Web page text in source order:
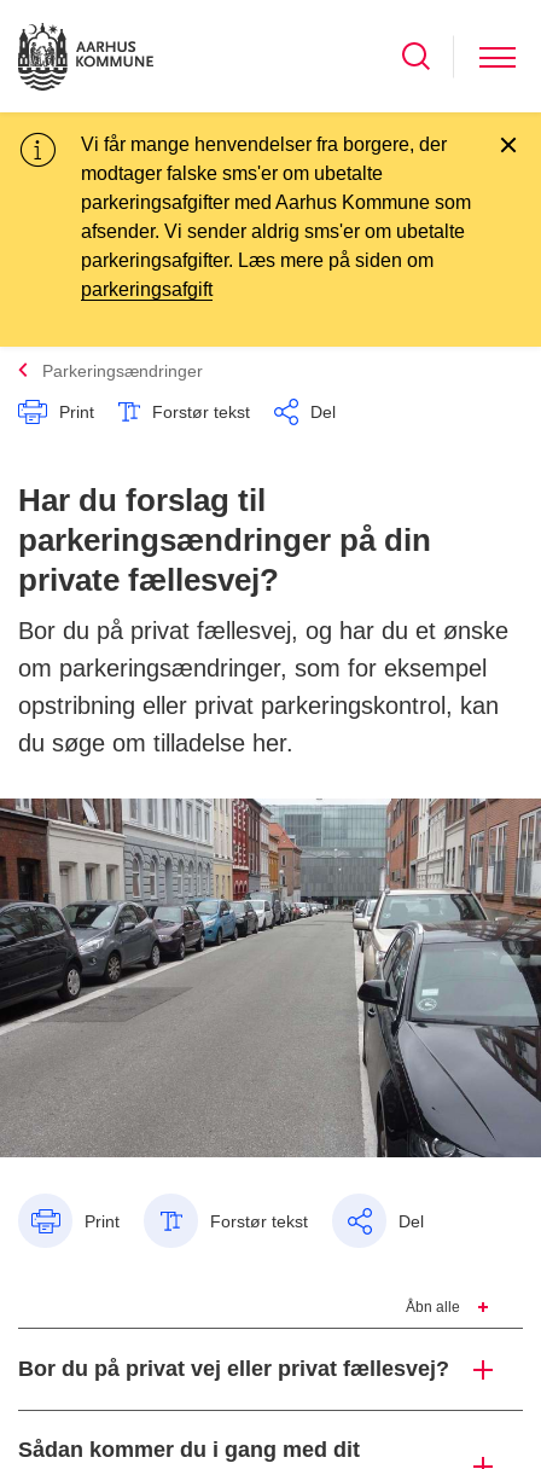
Vi får mange henvendelser fra borgere, der
modtager falske sms'er om ubetalte
parkeringsafgifter med Aarhus Kommune som
afsender. Vi sender aldrig sms'er om ubetalte
parkeringsafgifter. Læs mere på siden om
parkeringsafgift
Parkeringsændringer
Print Forstør tekst Del
Har du forslag til
parkeringsændringer på din
private fællesvej?
Bor du på privat fællesvej, og har du et ønske
om parkeringsændringer, som for eksempel
opstribning eller privat parkeringskontrol, kan
du søge om tilladelse her.
Print Forstør tekst Del
Åbn alle
Bor du på privat vej eller privat fællesvej?
Sådan kommer du i gang med dit